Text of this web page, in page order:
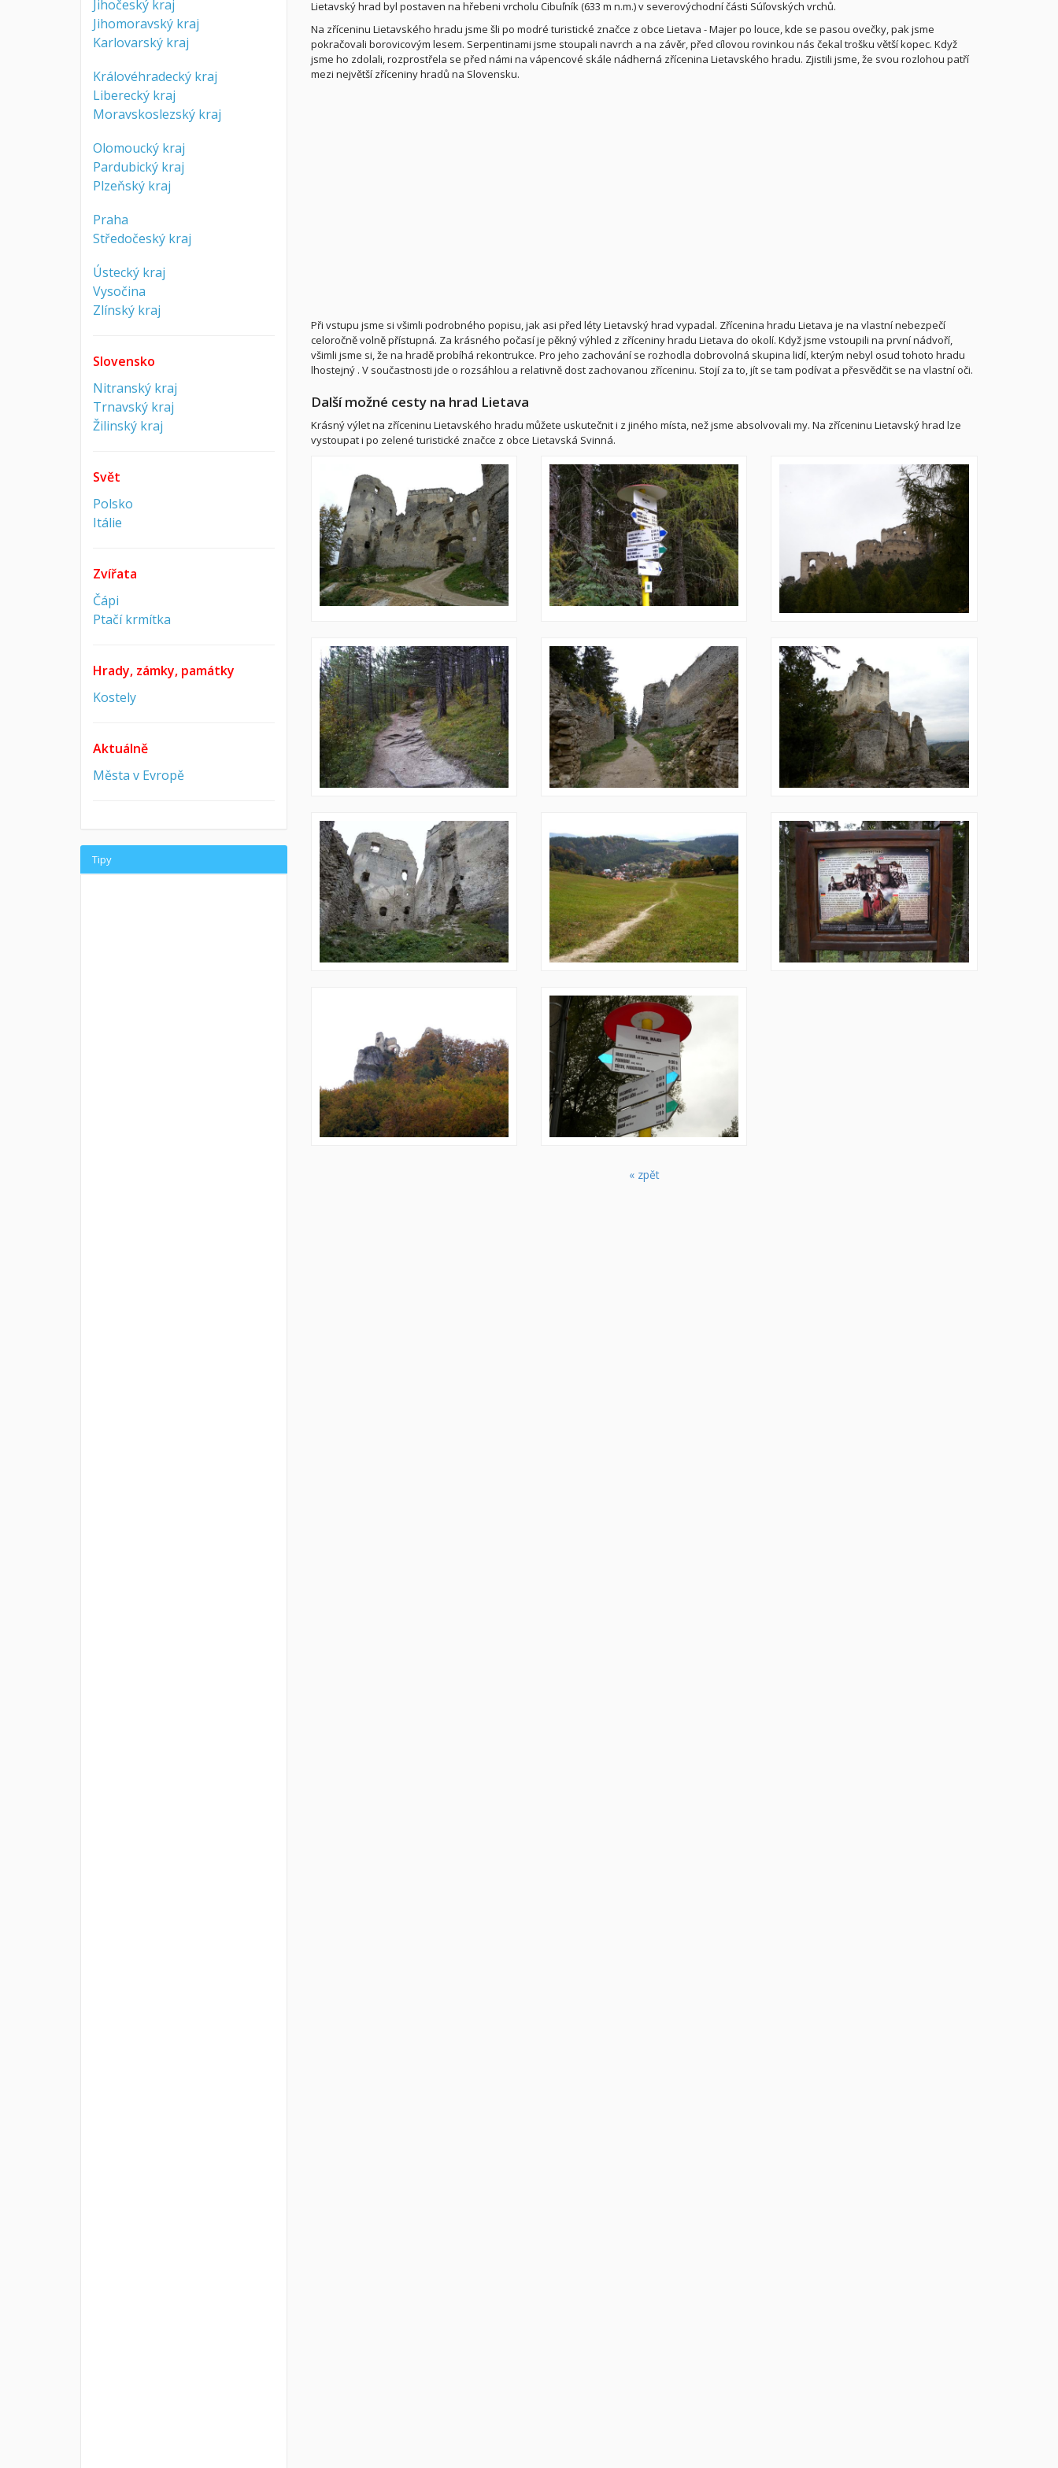
Lietavský hrad byl postaven na hřebeni vrcholu Cibuľník (633 m n.m.) v severovýchodní části Súľovských vrchů.
Na zříceninu Lietavského hradu jsme šli po modré turistické značce z obce Lietava - Majer po louce, kde se pasou ovečky, pak jsme
pokračovali borovicovým lesem. Serpentinami jsme stoupali navrch a na závěr, před cílovou rovinkou nás čekal trošku větší kopec. Když
jsme ho zdolali, rozprostřela se před námi na vápencové skále nádherná zřícenina Lietavského hradu. Zjistili jsme, že svou rozlohou patří
mezi největší zříceniny hradů na Slovensku.
Při vstupu jsme si všimli podrobného popisu, jak asi před léty Lietavský hrad vypadal. Zřícenina hradu Lietava je na vlastní nebezpečí
celoročně volně přístupná. Za krásného počasí je pěkný výhled z zříceniny hradu Lietava do okolí. Když jsme vstoupili na první nádvoří,
všimli jsme si, že na hradě probíhá rekontrukce. Pro jeho zachování se rozhodla dobrovolná skupina lidí, kterým nebyl osud tohoto hradu
lhostejný . V součastnosti jde o rozsáhlou a relativně dost zachovanou zříceninu. Stojí za to, jít se tam podívat a přesvědčit se na vlastní oči.
Další možné cesty na hrad Lietava
Krásný výlet na zříceninu Lietavského hradu můžete uskutečnit i z jiného místa, než jsme absolvovali my. Na zříceninu Lietavský hrad lze
vystoupat i po zelené turistické značce z obce Lietavská Svinná.
« zpět
Jihočeský kraj
Jihomoravský kraj
Karlovarský kraj
Královéhradecký kraj
Liberecký kraj
Moravskoslezský kraj
Olomoucký kraj
Pardubický kraj
Plzeňský kraj
Praha
Středočeský kraj
Ústecký kraj
Vysočina
Zlínský kraj
Slovensko
Nitranský kraj
Trnavský kraj
Žilinský kraj
Svět
Polsko
Itálie
Zvířata
Čápi
Ptačí krmítka
Hrady, zámky, památky
Kostely
Aktuálně
Města v Evropě
Tipy